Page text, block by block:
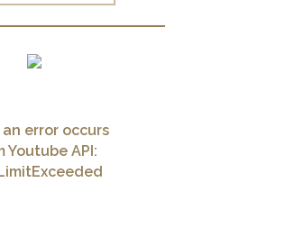
an error occurs
Youtube API: